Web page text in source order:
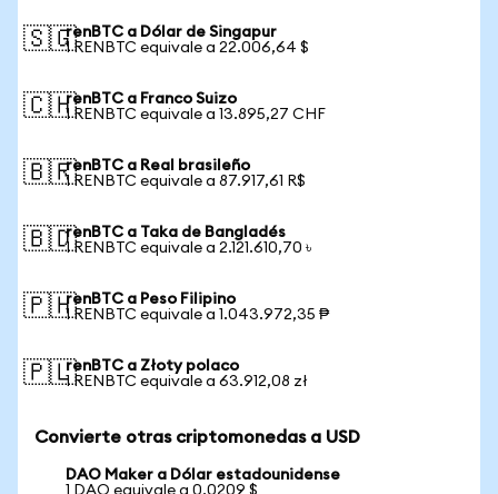
🇸🇬renBTC a Dólar de Singapur
1 RENBTC equivale a 22.006,64 $
🇨🇭renBTC a Franco Suizo
1 RENBTC equivale a 13.895,27 CHF
🇧🇷renBTC a Real brasileño
1 RENBTC equivale a 87.917,61 R$
🇧🇩renBTC a Taka de Bangladés
1 RENBTC equivale a 2.121.610,70 ৳
🇵🇭renBTC a Peso Filipino
1 RENBTC equivale a 1.043.972,35 ₱
🇵🇱renBTC a Złoty polaco
1 RENBTC equivale a 63.912,08 zł
Convierte otras criptomonedas a USD
DAO Maker a Dólar estadounidense
1 DAO equivale a 0,0209 $